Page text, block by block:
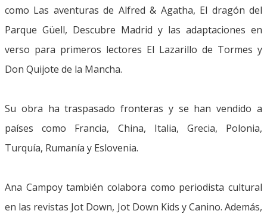
como Las aventuras de Alfred & Agatha, El dragón del
Parque Güell, Descubre Madrid y las adaptaciones en
verso para primeros lectores El Lazarillo de Tormes y
Don Quijote de la Mancha.
Su obra ha traspasado fronteras y se han vendido a
países como Francia, China, Italia, Grecia, Polonia,
Turquía, Rumanía y Eslovenia.
Ana Campoy también colabora como periodista cultural
en las revistas Jot Down, Jot Down Kids y Canino. Además,